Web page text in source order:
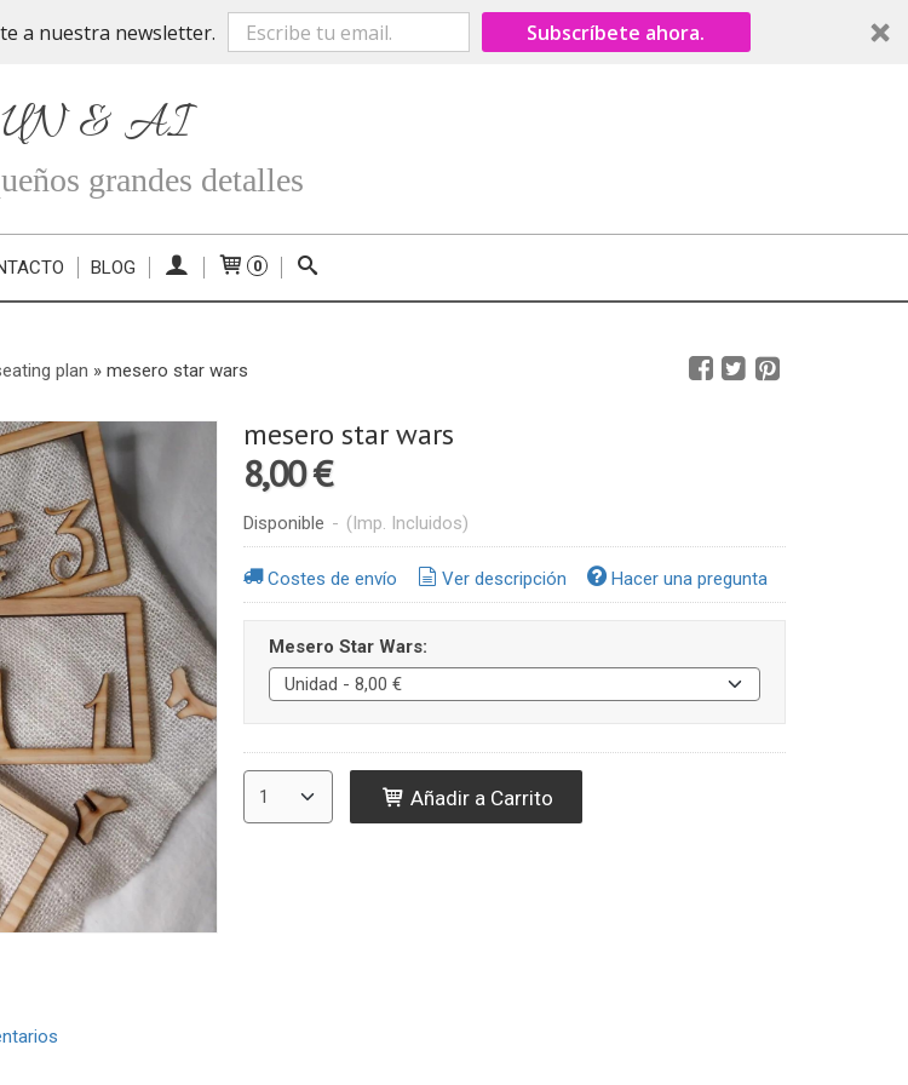
a nuestra newsletter. Subscríbete ahora.
UN & AI
grandes detalles
BLOG 0
plan » mesero star wars
mesero star wars
8,00 €
Disponible - (Imp. Incluidos)
Costes de envío Ver descripción Hacer una pregunta
Mesero Star Wars:
Añadir a Carrito